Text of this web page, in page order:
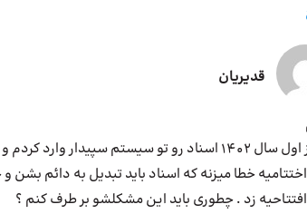
قدیریان
زد . چطوری باید این مشکلشو بر طرف کنم ؟